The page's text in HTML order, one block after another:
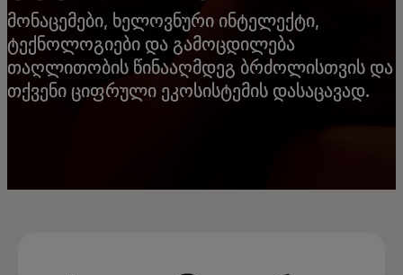
მონაცემები, ხელოვნური ინტელექტი,
ტექნოლოგიები და გამოცდილება
თაღლითობის წინააღმდეგ ბრძოლისთვის და
თქვენი ციფრული ეკოსისტემის დასაცავად.